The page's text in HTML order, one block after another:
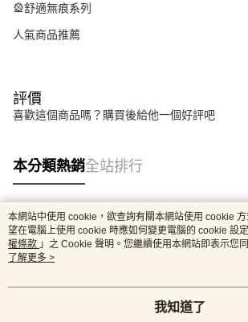
🎡舒適無痕系列
人氣商品推薦
評價
喜歡這個商品嗎？購買後給他一個好評吧
本分類熱銷全站排行
熱門標籤
本網站中使用 cookie，欲查詢有關本網站使用 cookie
望在電腦上使用 cookie 時應如何變更電腦的 cookie 設
權條款 」之 Cookie 聲明。您繼續使用本網站即表示您
用條款之 Cookie 聲明使用 cookie。
了解更多 >
我知道了